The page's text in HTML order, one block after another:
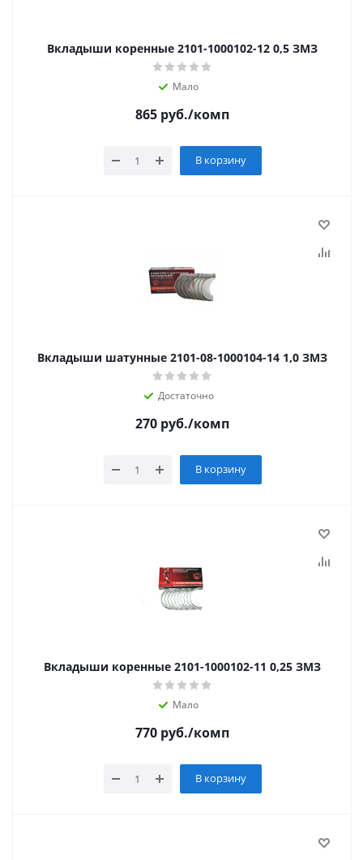
Вкладыши коренные 2101-1000102-12 0,5 ЗМЗ
Мало
865 руб./комп
В корзину
Вкладыши шатунные 2101-08-1000104-14 1,0 ЗМЗ
Достаточно
270 руб./комп
В корзину
Вкладыши коренные 2101-1000102-11 0,25 ЗМЗ
Мало
770 руб./комп
В корзину